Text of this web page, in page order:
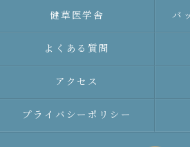
健草医学舎 バ
よくある質問
アクセス
プライバシーポリシー